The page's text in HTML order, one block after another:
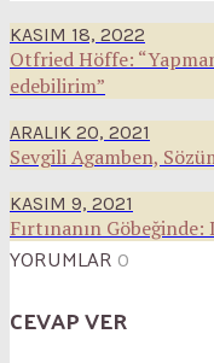
KASIM 18, 2022
Otfried Höffe:
edebilirim”
ARALIK 20, 2021
Sevgili Agamben,
KASIM 9, 2021
Fırtınanın
YORUMLAR 0
CEVAP VER